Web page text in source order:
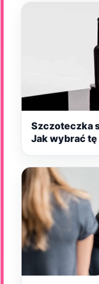
Szczoteczka
Jak wybrać